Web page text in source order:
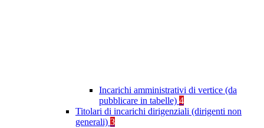
Incarichi amministrativi di vertice (da
pubblicare in tabelle) 4
Titolari di incarichi dirigenziali (dirigenti non
generali) 3